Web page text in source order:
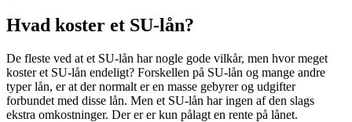
Hvad koster et SU-lån?
De fleste ved at et SU-lån har nogle gode vilkår, men hvor meget
koster et SU-lån endeligt? Forskellen på SU-lån og mange andre
typer lån, er at der normalt er en masse gebyrer og udgifter
forbundet med disse lån. Men et SU-lån har ingen af den slags
ekstra omkostninger. Der er er kun pålagt en rente på lånet.